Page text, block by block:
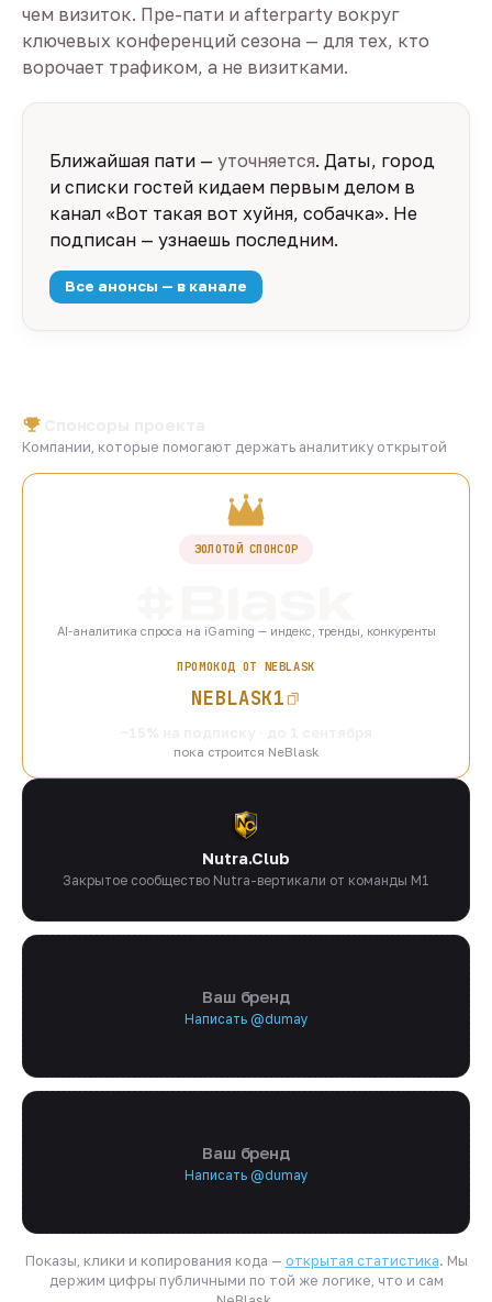
чем визиток. Пре-пати и afterparty вокруг
ключевых конференций сезона — для тех, кто
ворочает трафиком, а не визитками.
Ближайшая пати — уточняется. Даты, город
и списки гостей кидаем первым делом в
канал «Вот такая вот хуйня, собачка». Не
подписан — узнаешь последним.
Все анонсы — в канале
Компании, которые помогают держать аналитику открытой
ЗОЛОТОЙ СПОНСОР
AI-аналитика спроса на iGaming — индекс, тренды, конкуренты
ПРОМОКОД ОТ NEBLASK
NEBLASK1
пока строится NeBlask
Nutra.Club
Закрытое сообщество Nutra-вертикали от команды M1
Ваш бренд
Написать @dumay
Ваш бренд
Написать @dumay
Показы, клики и копирования кода — открытая статистика. Мы
держим цифры публичными по той же логике, что и сам